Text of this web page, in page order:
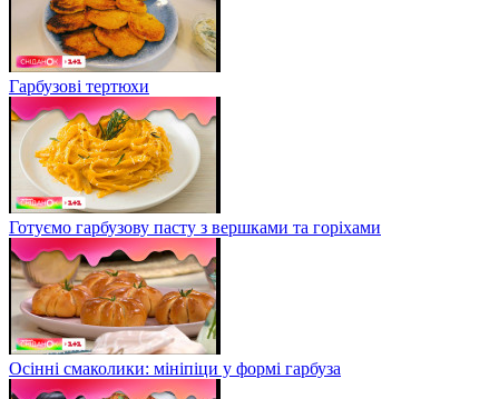
Гарбузові тертюхи
Готуємо гарбузову пасту з вершками та горіхами
Осінні смаколики: мініпіци у формі гарбуза